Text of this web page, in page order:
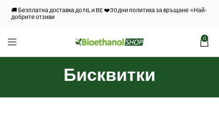
🚚 Безплатна доставка до NL и BE ❤️30 дни политика за връщане ⭐Най-
добрите отзиви
0
Бисквитки